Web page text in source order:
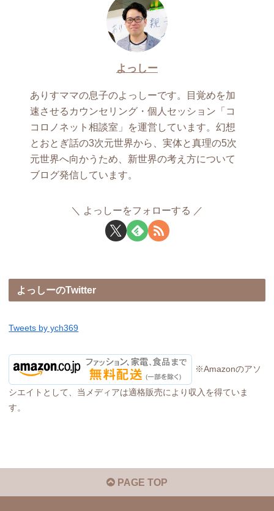
よっしー
ありすママの息子のよっしーです。目覚めを加
速させるカウンセリング・個人セッション「コ
コロノネット相談室」を運営しています。幻想
とおとぎ話の3次元世界から、実体と真理の5次
元世界へ向かうため、新世界の考え方について
ブログ発信しています。
よっしーをフォローする
よっしーのTwitter
Tweets by ych369
※Amazonのアソ
シエイトとして、当メディアは適格販売により収入を得ていま
す。
PAGE TOP